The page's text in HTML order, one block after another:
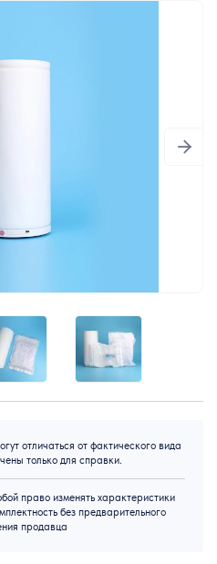
отличаться от фактического вида
только для справки.
право изменять характеристики
без предварительного
продавца